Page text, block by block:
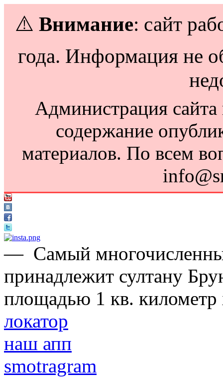
⚠️ Внимание: сайт
года. Информация не
Администрация сайта
содержание
материалов. По всем
— Самый
принадлежит султану
площадью 1 кв. километр
локатор
наш апп
smotragram